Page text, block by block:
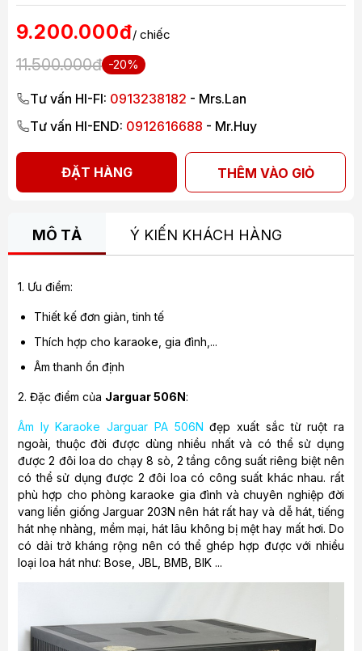
9.200.000đ/ chiếc
11.500.000đ -20%
Tư vấn HI-FI: 0913238182 - Mrs.Lan
Tư vấn HI-END: 0912616688 - Mr.Huy
ĐẶT HÀNG THÊM VÀO GIỎ
MÔ TẢ Ý KIẾN KHÁCH HÀNG
1. Ưu điểm:
Thiết kế đơn giản, tinh tế
Thích hợp cho karaoke, gia đình,...
Âm thanh ổn định
2. Đặc điểm của Jarguar 506N:
Âm ly Karaoke Jarguar PA 506N đẹp xuất sắc từ ruột ra
ngoài, thuộc đời được dùng nhiều nhất và có thể sử dụng
được 2 đôi loa do chạy 8 sò, 2 tầng công suất riêng biệt nên
có thể sử dụng được 2 đôi loa có công suất khác nhau. rất
phù hợp cho phòng karaoke gia đình và chuyên nghiệp đời
vang liền giống Jarguar 203N nên hát rất hay và dễ hát, tiếng
hát nhẹ nhàng, mềm mại, hát lâu không bị mệt hay mất hơi. Do
có dải trở kháng rộng nên có thể ghép hợp được với nhiều
loại loa hát như: Bose, JBL, BMB, BIK ...